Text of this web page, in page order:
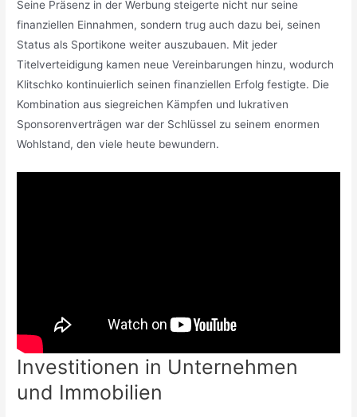
Seine Präsenz in der Werbung steigerte nicht nur seine
finanziellen Einnahmen, sondern trug auch dazu bei, seinen
Status als Sportikone weiter auszubauen. Mit jeder
Titelverteidigung kamen neue Vereinbarungen hinzu, wodurch
Klitschko kontinuierlich seinen finanziellen Erfolg festigte. Die
Kombination aus siegreichen Kämpfen und lukrativen
Sponsorenverträgen war der Schlüssel zu seinem enormen
Wohlstand, den viele heute bewundern.
Investitionen in Unternehmen
und Immobilien